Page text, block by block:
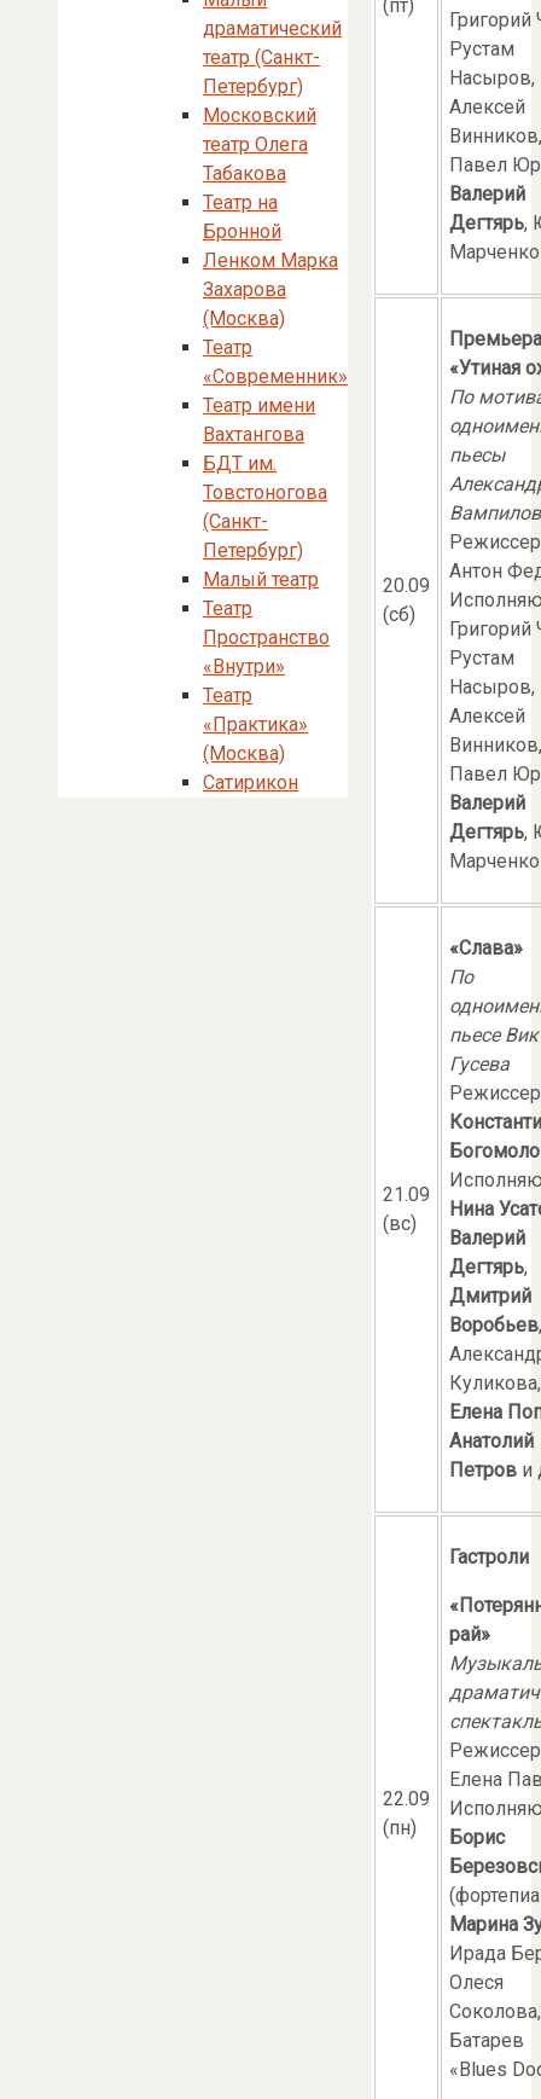
(пт)
Григорий
Рустам
Насыров,
Алексей
Винников,
Павел
Валерий
Дегтярь,
20.09
(сб)
«Утиная
По
пьесы
Антон
Григорий
Рустам
Насыров,
Алексей
Винников,
Павел
Валерий
Дегтярь,
21.09
(вс)
«Слава»
По
пьесе
Гусева
Нина
Валерий
Дегтярь,
Дмитрий
Воробьев,
Куликова,
Елена
Анатолий
Петров и
22.09
(пн)
Гастроли
рай»
Елена
Борис
Марина
Ирада
Олеся
Батарев
«Blues
драматический
театр (Санкт-
Петербург)
Московский
театр Олега
Табакова
Театр на
Бронной
Ленком Марка
Захарова
(Москва)
Театр
«Современник»
Театр имени
Вахтангова
БДТ им.
Товстоногова
(Санкт-
Петербург)
Малый театр
Театр
Пространство
«Внутри»
Театр
«Практика»
(Москва)
Сатирикон